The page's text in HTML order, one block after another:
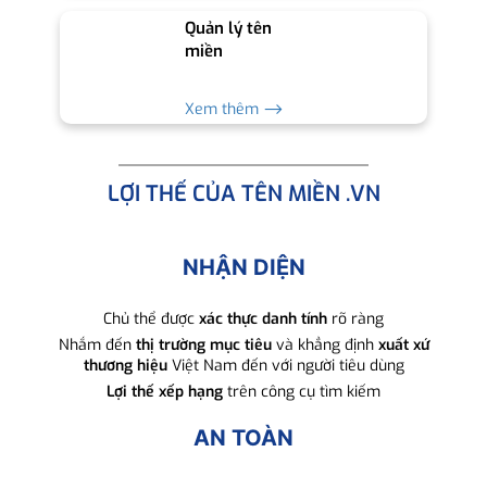
Quản lý tên
miền
Xem thêm ⟶
LỢI THẾ CỦA TÊN MIỀN .VN
NHẬN DIỆN
Chủ thể được xác thực danh tính rõ ràng
Nhắm đến thị trường mục tiêuvà khẳng định xuất xứ
thương hiệuViệt Nam đến với người tiêu dùng
Lợi thế xếp hạng trên công cụ tìm kiếm
AN TOÀN